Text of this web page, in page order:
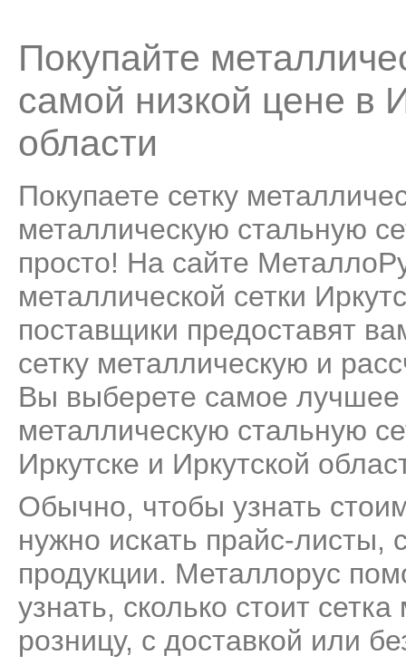
Покупайте
самой низкой цене в
области
Покупаете сетку
металлическую стальную
просто! На сайте
металлической сетки
поставщики предоставят
сетку металлическую и
Вы выберете самое лучшее
металлическую стальную
Иркутске и Иркутской
Обычно, чтобы узнать
нужно искать прайс-листы,
продукции. Металлорус
узнать, сколько стоит
розницу, с доставкой или